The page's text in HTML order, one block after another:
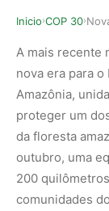
Inicio›COP 30›
A mais recente
nova era para
Amazônia,
proteger um
da floresta
outubro, uma
200
comunidades